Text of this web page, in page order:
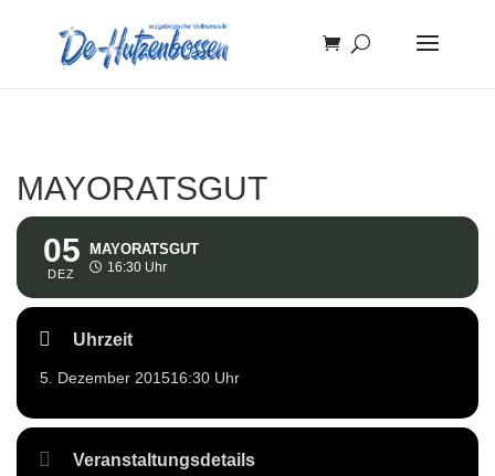
MAYORATSGUT
05
DEZ
MAYORATSGUT
16:30 Uhr
Uhrzeit
5. Dezember 201516:30 Uhr
Veranstaltungsdetails